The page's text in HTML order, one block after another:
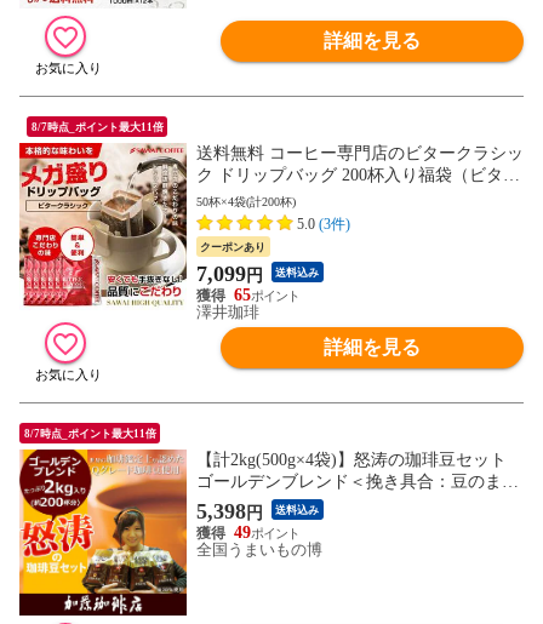
詳細を見る
8/7時点_ポイント最大11倍
送料無料 コーヒー専門店のビタークラシッ
ク ドリップバッグ 200杯入り福袋（ビタク
ラ/ドリップコーヒー/個包装/送料込）
50杯×4袋(計200杯)
5.0 (3件)
クーポンあり
7,099円 送料込み
65
澤井珈琲
詳細を見る
8/7時点_ポイント最大11倍
【計2kg(500g×4袋)】怒涛の珈琲豆セット
ゴールデンブレンド＜挽き具合：豆のまま
＞加藤珈琲店
5,398円 送料込み
49
全国うまいもの博